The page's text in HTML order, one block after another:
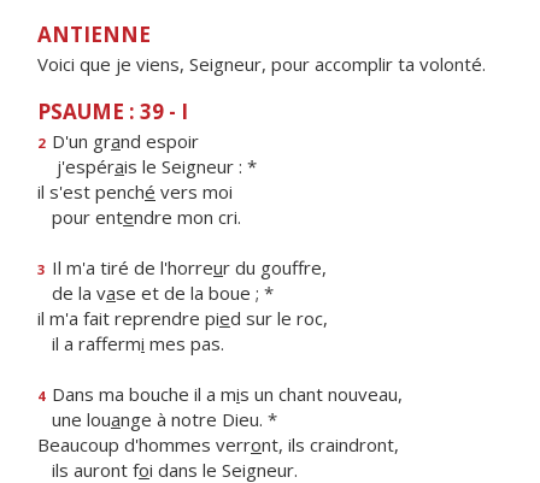
ANTIENNE
Voici que je viens, Seigneur, pour accomplir ta volonté.
PSAUME : 39 - I
2 D'un grand espoir
j'espérais le Seigneur : *
il s'est penché vers moi
pour entendre mon cri.
3 Il m'a tiré de l'horreur du gouffre,
de la vase et de la boue ; *
il m'a fait reprendre pied sur le roc,
il a raffermi mes pas.
4 Dans ma bouche il a mis un chant nouveau,
une louange à notre Dieu. *
Beaucoup d'hommes verront, ils craindront,
ils auront foi dans le Seigneur.